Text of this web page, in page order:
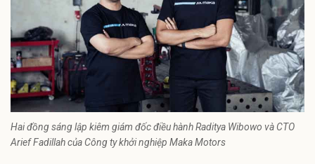
Hai đồng sáng lập kiêm giám đốc điều hành Raditya Wibowo và CTO
Arief Fadillah của Công ty khởi nghiệp Maka Motors